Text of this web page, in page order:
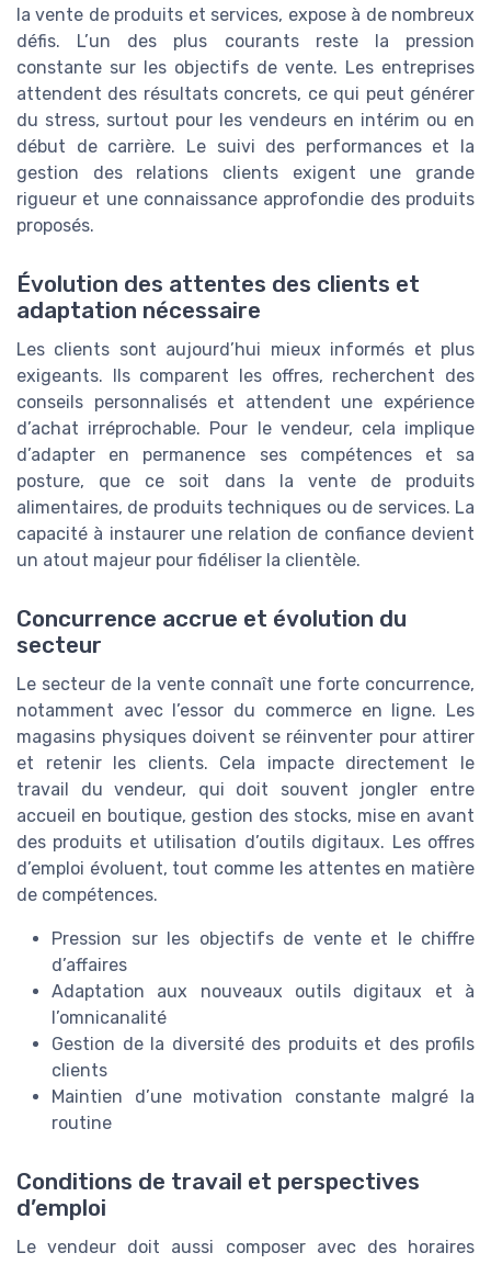
la vente de produits et services, expose à de nombreux
défis. L’un des plus courants reste la pression
constante sur les objectifs de vente. Les entreprises
attendent des résultats concrets, ce qui peut générer
du stress, surtout pour les vendeurs en intérim ou en
début de carrière. Le suivi des performances et la
gestion des relations clients exigent une grande
rigueur et une connaissance approfondie des produits
proposés.
Évolution des attentes des clients et
adaptation nécessaire
Les clients sont aujourd’hui mieux informés et plus
exigeants. Ils comparent les offres, recherchent des
conseils personnalisés et attendent une expérience
d’achat irréprochable. Pour le vendeur, cela implique
d’adapter en permanence ses compétences et sa
posture, que ce soit dans la vente de produits
alimentaires, de produits techniques ou de services. La
capacité à instaurer une relation de confiance devient
un atout majeur pour fidéliser la clientèle.
Concurrence accrue et évolution du
secteur
Le secteur de la vente connaît une forte concurrence,
notamment avec l’essor du commerce en ligne. Les
magasins physiques doivent se réinventer pour attirer
et retenir les clients. Cela impacte directement le
travail du vendeur, qui doit souvent jongler entre
accueil en boutique, gestion des stocks, mise en avant
des produits et utilisation d’outils digitaux. Les offres
d’emploi évoluent, tout comme les attentes en matière
de compétences.
Pression sur les objectifs de vente et le chiffre
d’affaires
Adaptation aux nouveaux outils digitaux et à
l’omnicanalité
Gestion de la diversité des produits et des profils
clients
Maintien d’une motivation constante malgré la
routine
Conditions de travail et perspectives
d’emploi
Le vendeur doit aussi composer avec des horaires